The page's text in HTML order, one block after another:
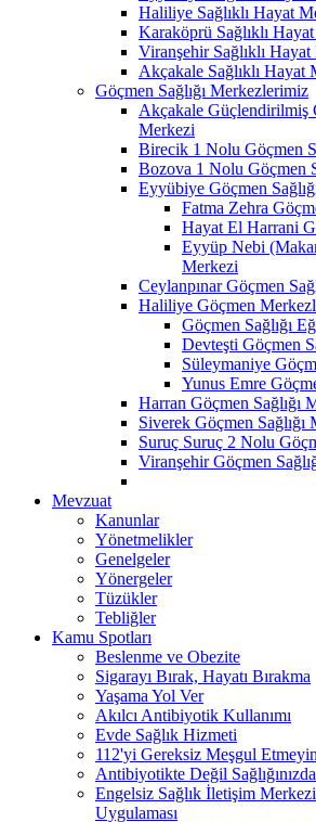
Haliliye Sağlıklı Hayat
Karaköprü Sağlıklı
Viranşehir Sağlıklı
Akçakale Sağlıklı Hayat
Göçmen Sağlığı Merkezlerimiz
Akçakale Güçlendirilmiş
Merkezi
Birecik 1 Nolu Göçmen
Bozova 1 Nolu Göçmen
Eyyübiye Göçmen
Fatma Zehra
Hayat El Harrani
Eyyüp Nebi
Merkezi
Ceylanpınar Göçmen
Haliliye Göçmen
Göçmen Sağlığı
Devteşti Göçmen
Süleymaniye
Yunus Emre
Harran Göçmen Sağlığı
Siverek Göçmen Sağlığı
Suruç Suruç 2 Nolu
Viranşehir Göçmen
Mevzuat
Kanunlar
Yönetmelikler
Genelgeler
Yönergeler
Tüzükler
Tebliğler
Kamu Spotları
Beslenme ve Obezite
Sigarayı Bırak, Hayatı Bırakma
Yaşama Yol Ver
Akılcı Antibiyotik Kullanımı
Evde Sağlık Hizmeti
112'yi Gereksiz Meşgul
Antibiyotikte Değil
Engelsiz Sağlık İletişim
Uygulaması